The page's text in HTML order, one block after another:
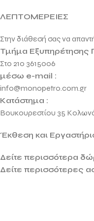
ΛΕΠΤΟΜΕΡΕΙΕΣ
Στην διάθεσή σας να
Τμήμα Εξυπηρέτησης
Στο 210 3615006
μέσω e-mail :
info@monopetro.com.gr
Κατάστημα :
Βουκουρεστίου 35
Έκθεση και
Δείτε περισσότερα
Δείτε περισσότερες